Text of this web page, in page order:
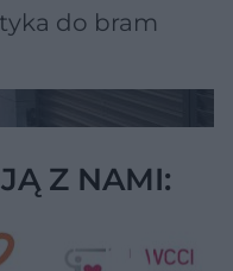
do bram
Z NAMI: